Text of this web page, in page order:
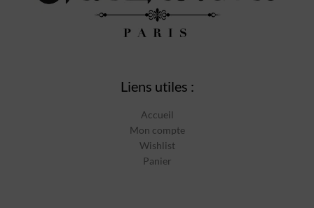
Liens utiles :
Accueil
Mon compte
Wishlist
Panier